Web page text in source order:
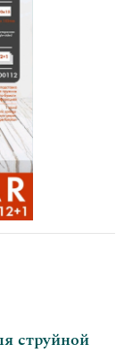
струйной